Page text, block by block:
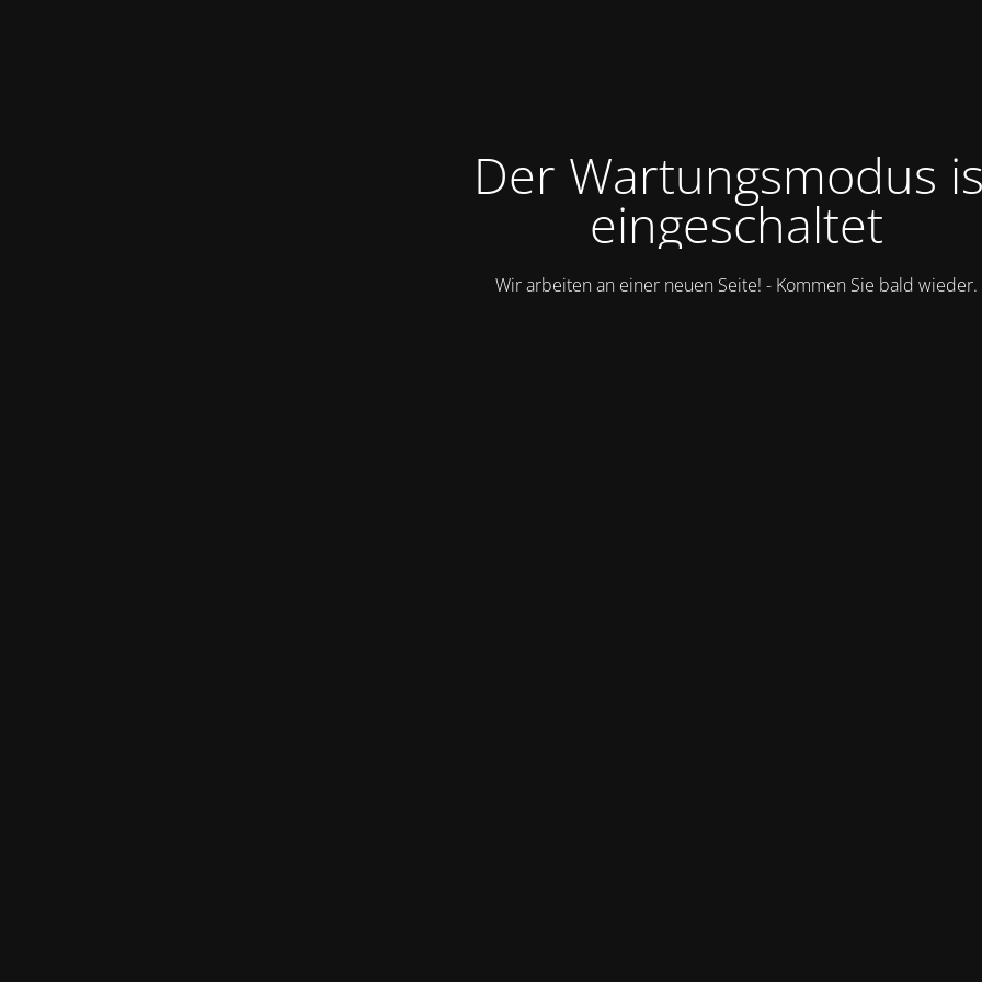
Der Wartungsmodus
eingeschaltet
Wir arbeiten an einer neuen Seite! - Kommen Sie bald wieder.